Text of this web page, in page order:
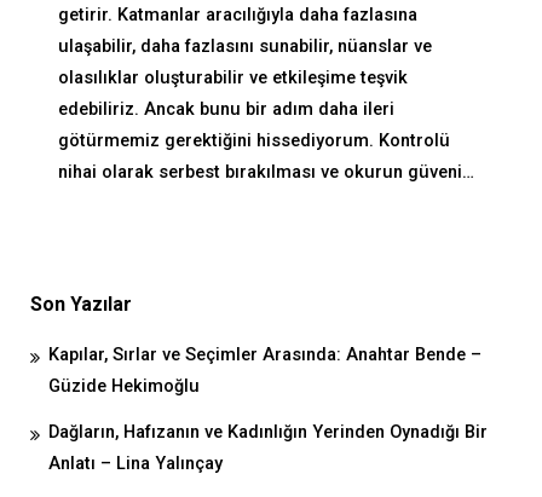
getirir. Katmanlar aracılığıyla daha fazlasına
ulaşabilir, daha fazlasını sunabilir, nüanslar ve
olasılıklar oluşturabilir ve etkileşime teşvik
edebiliriz. Ancak bunu bir adım daha ileri
götürmemiz gerektiğini hissediyorum. Kontrolü
nihai olarak serbest bırakılması ve okurun güveni…
Son Yazılar
Kapılar, Sırlar ve Seçimler Arasında: Anahtar Bende –
Güzide Hekimoğlu
Dağların, Hafızanın ve Kadınlığın Yerinden Oynadığı Bir
Anlatı – Lina Yalınçay